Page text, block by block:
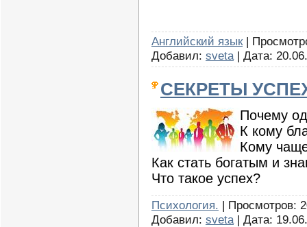
Английский язык|
Добавил: sveta | Дата:
СЕКРЕТЫ
Почему
К кому
Кому
Как стать богатым и
Что такое успех?
Психология. | Просмотров:
Добавил: sveta | Дата: